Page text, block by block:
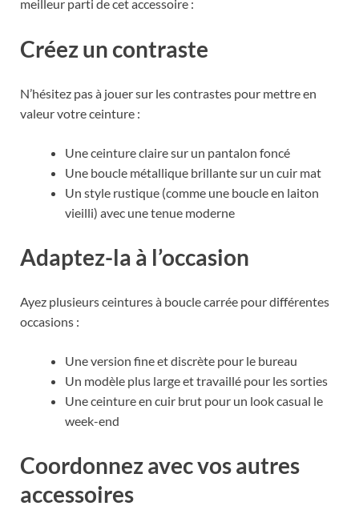
meilleur parti de cet accessoire :
Créez un contraste
N’hésitez pas à jouer sur les contrastes pour mettre en
valeur votre ceinture :
Une ceinture claire sur un pantalon foncé
Une boucle métallique brillante sur un cuir mat
Un style rustique (comme une boucle en laiton
vieilli) avec une tenue moderne
Adaptez-la à l’occasion
Ayez plusieurs ceintures à boucle carrée pour différentes
occasions :
Une version fine et discrète pour le bureau
Un modèle plus large et travaillé pour les sorties
Une ceinture en cuir brut pour un look casual le
week-end
Coordonnez avec vos autres
accessoires